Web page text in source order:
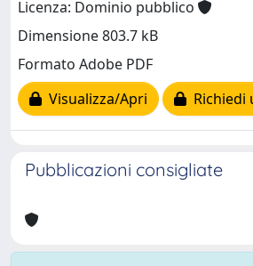
Licenza: Dominio pubblico
Dimensione 803.7 kB
Formato Adobe PDF
Visualizza/Apri
Richiedi
Pubblicazioni consigliate